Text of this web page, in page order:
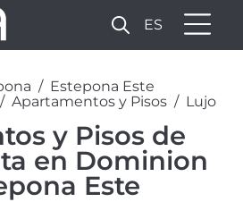
ES
Estepona Este
Apartamentos y Pisos Lujo
y Pisos de
en Dominion
Este